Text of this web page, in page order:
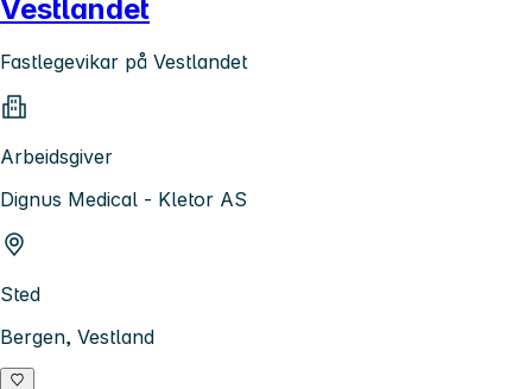
Vestlandet
Fastlegevikar på Vestlandet
Arbeidsgiver
Dignus Medical - Kletor AS
Sted
Bergen, Vestland